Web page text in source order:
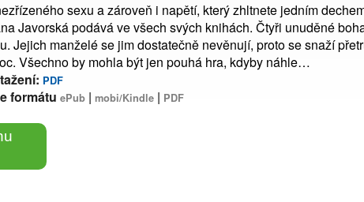
sexu a zároveň i napětí, který zhltnete jedním
Javorská podává ve všech svých knihách. Čtyři unuděné
Jejich manželé se jim dostatečně nevěnují, proto se snaží
Všechno by mohla být jen pouhá hra, kdyby náhle…
PDF
formátu ePub | mobi/Kindle | PDF